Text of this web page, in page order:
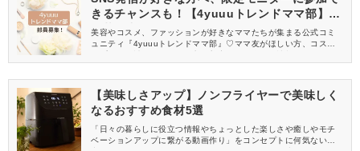
きるチャンスも！【4yuuuトレンドママ部】部
員募集中
美容やコスメ、ファッションが好きなママたちが集まる公式コミ
ュニティ『4yuuuトレンドママ部』♡ママ友がほしい方、コスメサ
信してくれる方を募集しています！
【美味しさアップ】ノンフライヤーで美味しく
なるおすすめ食材5選
「日々の暮らしに役立つ情報やちょっとした楽しさや癒しやモチ
ベーションアップに繋がる動画作り」をコンセプトに何気ない日